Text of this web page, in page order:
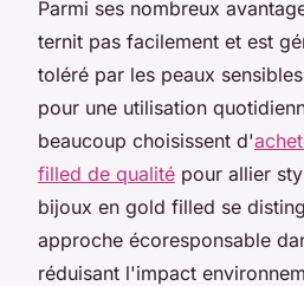
Parmi ses nombreux
ternit pas facilement et est
toléré par les peaux
pour une utilisation
beaucoup choisissent d'
filled de qualité pour allier
bijoux en gold filled se
approche écoresponsable
réduisant l'impact